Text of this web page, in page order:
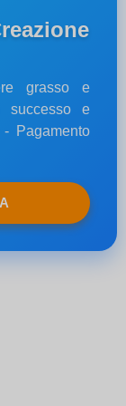
grasso e
successo e
Pagamento